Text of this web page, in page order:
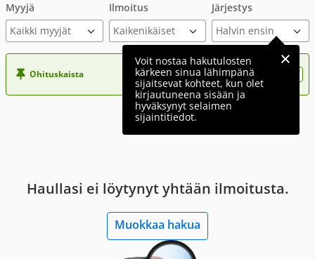
Myyjä
Kaikki myyjät
Ilmoitus Järjestys
Voit nostaa hakutulosten
kärkeen sinua lähimpänä
sijaitsevat kohteet, kun olet
kirjautuneena sisään ja
hyväksynyt selaimen
sijaintitiedot.
Ohituskaista Nosta ilmoituksesi tähän?
Haullasi ei löytynyt yhtään ilmoitusta.
Muokkaa hakua